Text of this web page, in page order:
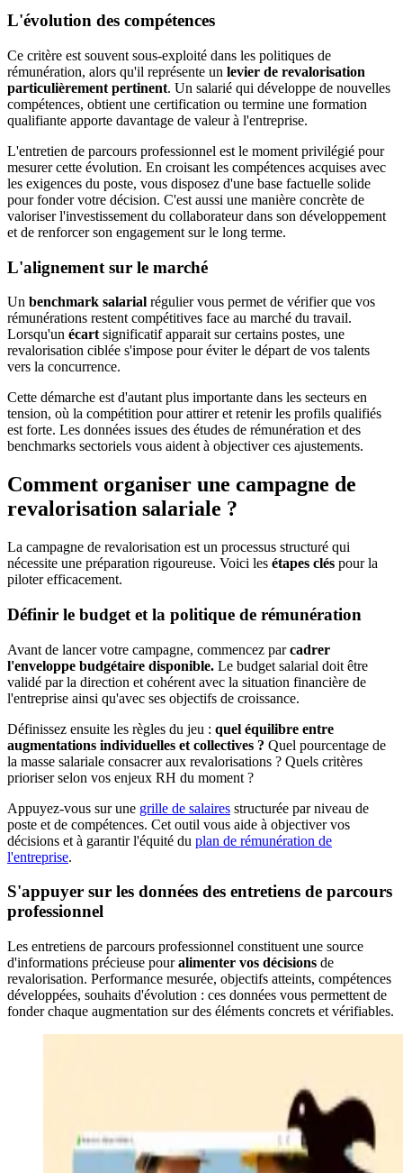
L'évolution des compétences
Ce critère est souvent sous-exploité dans les politiques de
rémunération, alors qu'il représente un levier de revalorisation
particulièrement pertinent. Un salarié qui développe de nouvelles
compétences, obtient une certification ou termine une formation
qualifiante apporte davantage de valeur à l'entreprise.
L'entretien de parcours professionnel est le moment privilégié pour
mesurer cette évolution. En croisant les compétences acquises avec
les exigences du poste, vous disposez d'une base factuelle solide
pour fonder votre décision. C'est aussi une manière concrète de
valoriser l'investissement du collaborateur dans son développement
et de renforcer son engagement sur le long terme.
L'alignement sur le marché
Un benchmark salarial régulier vous permet de vérifier que vos
rémunérations restent compétitives face au marché du travail.
Lorsqu'un écart significatif apparait sur certains postes, une
revalorisation ciblée s'impose pour éviter le départ de vos talents
vers la concurrence.
Cette démarche est d'autant plus importante dans les secteurs en
tension, où la compétition pour attirer et retenir les profils qualifiés
est forte. Les données issues des études de rémunération et des
benchmarks sectoriels vous aident à objectiver ces ajustements.
Comment organiser une campagne de
revalorisation salariale ?
La campagne de revalorisation est un processus structuré qui
nécessite une préparation rigoureuse. Voici les étapes clés pour la
piloter efficacement.
Définir le budget et la politique de rémunération
Avant de lancer votre campagne, commencez parcadrer
l'enveloppe budgétaire disponible. Le budget salarial doit être
validé par la direction et cohérent avec la situation financière de
l'entreprise ainsi qu'avec ses objectifs de croissance.
Définissez ensuite les règles du jeu : quel équilibre entre
augmentations individuelles et collectives ? Quel pourcentage de
la masse salariale consacrer aux revalorisations ? Quels critères
prioriser selon vos enjeux RH du moment ?
Appuyez-vous sur une grille de salaires structurée par niveau de
poste et de compétences. Cet outil vous aide à objectiver vos
décisions et à garantir l'équité du plan de rémunération de
l'entreprise.
S'appuyer sur les données des entretiens de parcours
professionnel
Les entretiens de parcours professionnel constituent une source
d'informations précieuse pouralimenter vos décisions de
revalorisation. Performance mesurée, objectifs atteints, compétences
développées, souhaits d'évolution : ces données vous permettent de
fonder chaque augmentation sur des éléments concrets et vérifiables.